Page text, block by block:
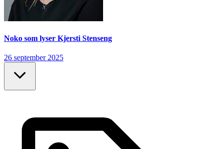
Noko som lyser Kjersti Stenseng
26 september 2025